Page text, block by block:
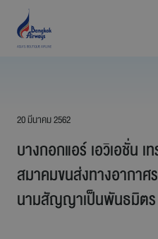
ภาพรวมบริษัท
นักลงทุนสัมพันธ์
20 มีนาคม 2562
บางกอกแอร์ เอวิเอชั่น เ
สมาคมขนส่งทางอากาศ
นามสัญญาเป็นพันธมิต